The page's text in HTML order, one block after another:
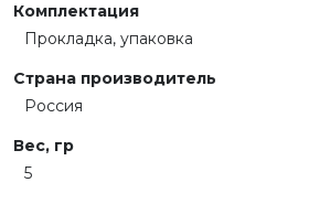
Комплектация
Прокладка, упаковка
Страна производитель
Россия
Вес, гр
5